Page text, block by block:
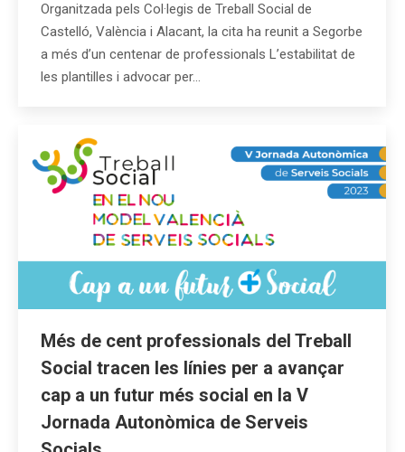
Organitzada pels Col·legis de Treball Social de
Castelló, València i Alacant, la cita ha reunit a Segorbe
a més d’un centenar de professionals L’estabilitat de
les plantilles i advocar per…
Més de cent professionals del Treball
Social tracen les línies per a avançar
cap a un futur més social en la V
Jornada Autonòmica de Serveis